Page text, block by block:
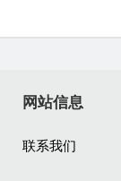
网站信息
联系我们